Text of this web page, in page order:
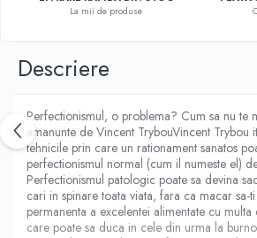
Fitness si frumusete
Diverse
Medicina alternativa
Sa nu razi :((
Drept
Legislatie
Fictiune
Actiune si Aventura
La mii de produse
Descriere
Perfectionismul, o problema? Cum sa nu te
amanunte de Vincent TrybouVincent Trybou
tehnicile prin care un rationament sanatos
perfectionismul normal (cum il numeste el)
Perfectionismul patologic poate sa devina
cari in spinare toata viata, fara ca macar sa-
permanenta a excelentei alimentate cu multa
care poate sa duca in cele din urma la